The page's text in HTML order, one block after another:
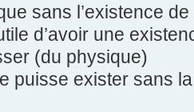
sans l’existence
d’avoir une
(du physique)
puisse exister sans